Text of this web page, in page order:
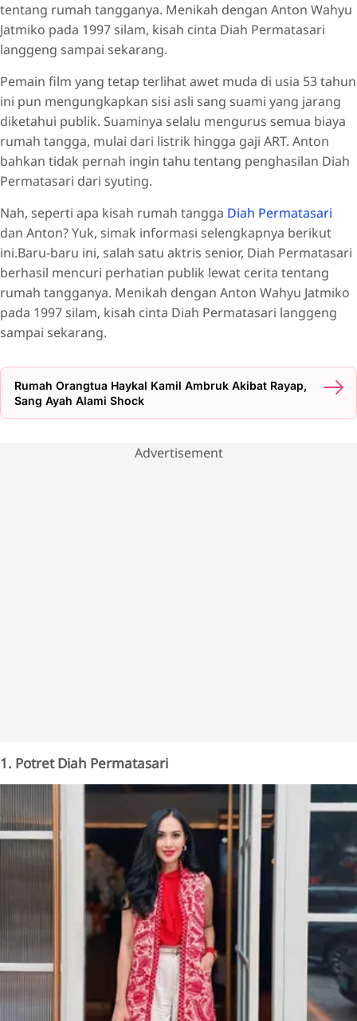
tentang rumah tangganya. Menikah dengan Anton Wahyu
Jatmiko pada 1997 silam, kisah cinta Diah Permatasari
langgeng sampai sekarang.
Pemain film yang tetap terlihat awet muda di usia 53 tahun
ini pun mengungkapkan sisi asli sang suami yang jarang
diketahui publik. Suaminya selalu mengurus semua biaya
rumah tangga, mulai dari listrik hingga gaji ART. Anton
bahkan tidak pernah ingin tahu tentang penghasilan Diah
Permatasari dari syuting.
Nah, seperti apa kisah rumah tangga Diah Permatasari
dan Anton? Yuk, simak informasi selengkapnya berikut
ini.Baru-baru ini, salah satu aktris senior, Diah Permatasari
berhasil mencuri perhatian publik lewat cerita tentang
rumah tangganya. Menikah dengan Anton Wahyu Jatmiko
pada 1997 silam, kisah cinta Diah Permatasari langgeng
sampai sekarang.
Rumah Orangtua Haykal Kamil Ambruk Akibat Rayap,
Sang Ayah Alami Shock
Advertisement
1. Potret Diah Permatasari